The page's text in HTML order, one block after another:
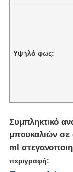
Υψηλό φως:
Συμπληκτικό
μπουκαλιών σε
ml
περιγραφή: